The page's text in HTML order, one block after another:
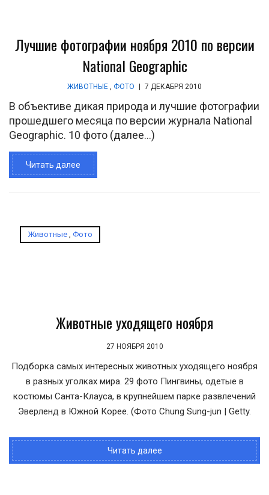
Лучшие фотографии ноября 2010 по версии
National Geographic
ЖИВОТНЫЕ , ФОТО 7 ДЕКАБРЯ 2010
В объективе дикая природа и лучшие фотографии
прошедшего месяца по версии журнала National
Geographic. 10 фото (далее…)
Читать далее
Животные , Фото
Животные уходящего ноября
27 НОЯБРЯ 2010
Подборка самых интересных животных уходящего ноября
в разных уголках мира. 29 фото Пингвины, одетые в
костюмы Санта-Клауса, в крупнейшем парке развлечений
Эверленд в Южной Корее. (Фото Chung Sung-jun | Getty.
Читать далее